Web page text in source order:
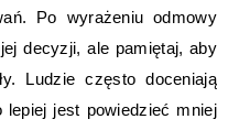
Po wyrażeniu odmowy
decyzji, ale pamiętaj, aby
Ludzie często doceniają
jest powiedzieć mniej